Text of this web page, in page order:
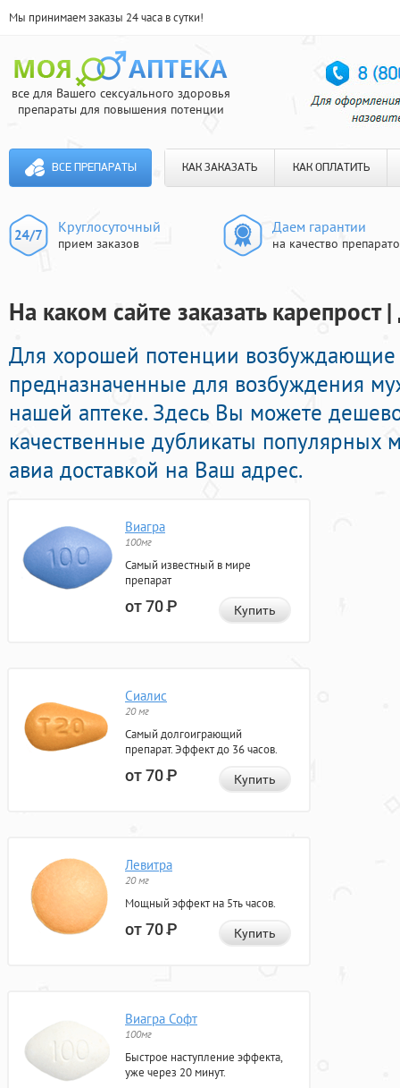
Мы принимаем заказы 24 часа в сутки!
все для Вашего сексуального здоровья
препараты для повышения потенции
ВСЕ ПРЕПАРАТЫ КАК ЗАКАЗАТЬ КАК ОПЛАТИТЬ
Круглосуточный
прием заказов
Даем гарантии
на качество
На каком сайте заказать карепрост
Для хорошей потенции возбуждающие
предназначенные для возбуждения
нашей аптеке. Здесь Вы можете
качественные дубликаты популярных
авиа доставкой на Ваш адрес.
Виагра
100мг
Самый известный в мире
препарат
от 70Р Купить
Сиалис
20 мг
Самый долгоиграющий
препарат. Эффект до 36 часов.
от 70Р Купить
Левитра
20 мг
Мощный эффект на 5ть часов.
от 70Р Купить
Виагра Софт
100мг
Быстрое наступление эффекта,
уже через 20 минут.